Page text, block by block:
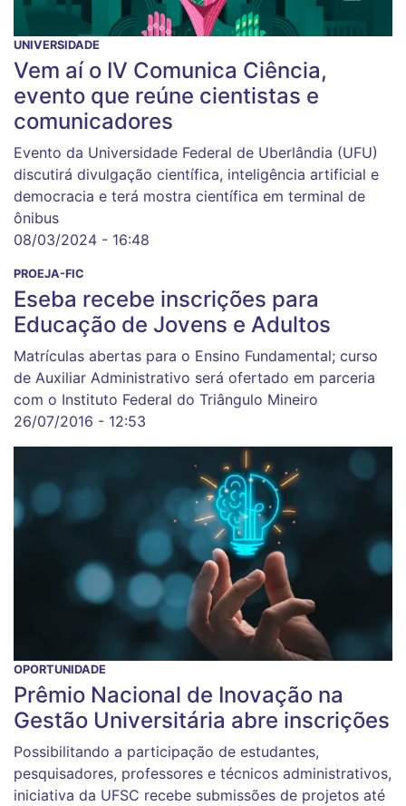
UNIVERSIDADE
Vem aí o IV Comunica Ciência,
evento que reúne cientistas e
comunicadores
Evento da Universidade Federal de Uberlândia (UFU)
discutirá divulgação científica, inteligência artificial e
democracia e terá mostra científica em terminal de
ônibus
08/03/2024 - 16:48
PROEJA-FIC
Eseba recebe inscrições para
Educação de Jovens e Adultos
Matrículas abertas para o Ensino Fundamental; curso
de Auxiliar Administrativo será ofertado em parceria
com o Instituto Federal do Triângulo Mineiro
26/07/2016 - 12:53
OPORTUNIDADE
Prêmio Nacional de Inovação na
Gestão Universitária abre inscrições
Possibilitando a participação de estudantes,
pesquisadores, professores e técnicos administrativos,
iniciativa da UFSC recebe submissões de projetos até